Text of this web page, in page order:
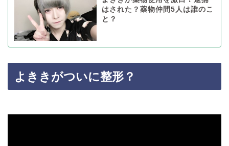
はされた？薬物仲間5人は誰のこ
と？
よききがついに整形？